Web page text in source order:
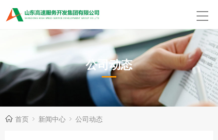
公司动态
首页 新闻中心 公司动态